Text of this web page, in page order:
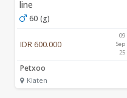
line
60 (g)
IDR 600.000
09
Sep
25
Petxoo
Klaten